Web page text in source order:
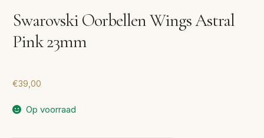
Swarovski Oorbellen Wings Astral
Pink 23mm
€39,00
Op voorraad